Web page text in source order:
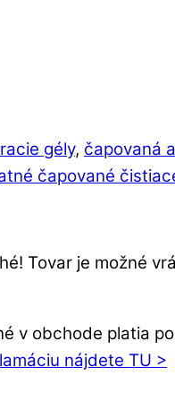
gély, čapovaná
čapované
Tovar je možné
v obchode platia
nájdete TU >